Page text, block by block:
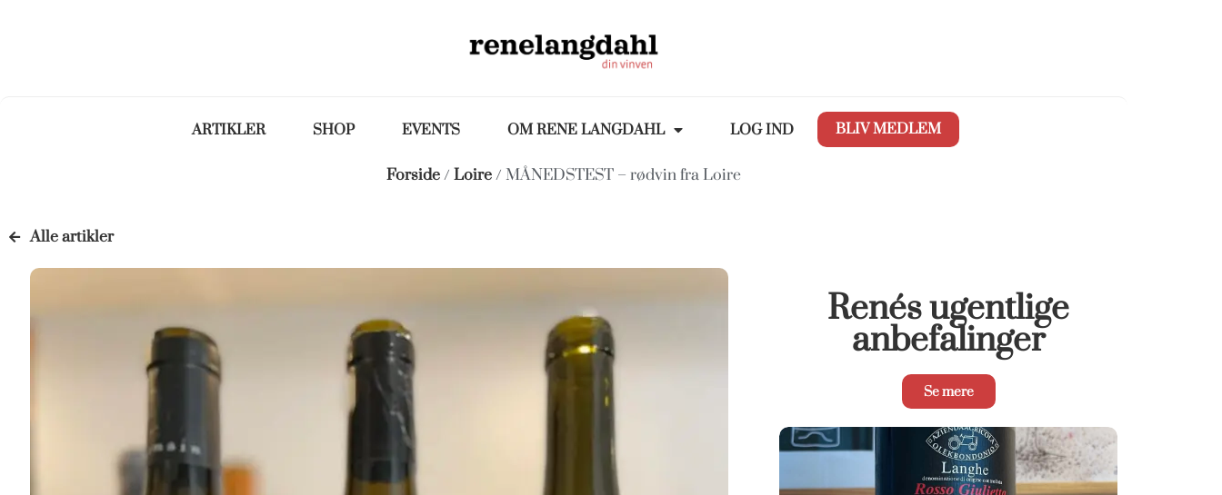
ARTIKLER SHOP EVENTS OM RENE LANGDAHL LOG IND BLIV MEDLEM
Forside/ Loire/ MÅNEDSTEST – rødvin fra Loire
Alle artikler
Renés ugentlige
anbefalinger
Se mere